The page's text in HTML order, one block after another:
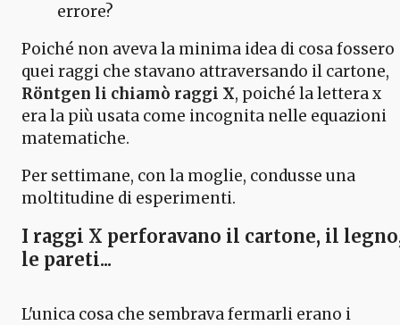
errore?
Poiché non aveva la minima idea di cosa fossero
quei raggi che stavano attraversando il cartone,
Röntgen li chiamò raggi X, poiché la lettera x
era la più usata come incognita nelle equazioni
matematiche.
Per settimane, con la moglie, condusse una
moltitudine di esperimenti.
I raggi X perforavano il cartone, il
le pareti...
L'unica cosa che sembrava fermarli erano i